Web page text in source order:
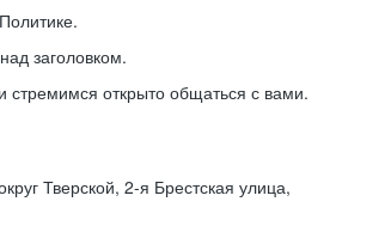
заголовком.
открыто общаться с вами.
Тверской, 2-я Брестская улица,